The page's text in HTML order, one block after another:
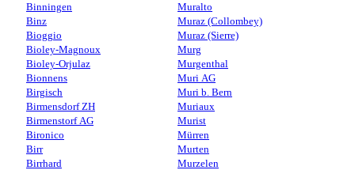
Binningen
Binz
Bioggio
Bioley-Magnoux
Bioley-Orjulaz
Bionnens
Birgisch
Birmensdorf ZH
Birmenstorf AG
Bironico
Birr
Birrhard
Muralto
Muraz (Collombey)
Muraz (Sierre)
Murg
Murgenthal
Muri AG
Muri b. Bern
Muriaux
Murist
Mürren
Murten
Murzelen